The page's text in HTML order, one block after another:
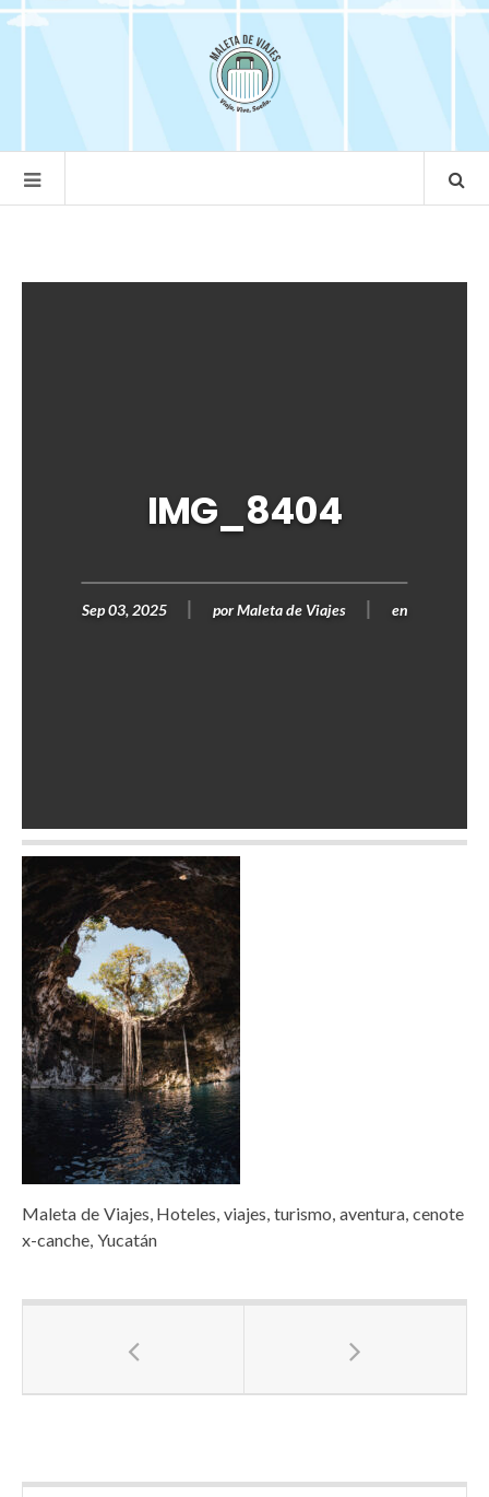
IMG_8404
Sep 03, 2025 por Maleta de Viajes en
Maleta de Viajes, Hoteles, viajes, turismo, aventura, cenote
x-canche, Yucatán